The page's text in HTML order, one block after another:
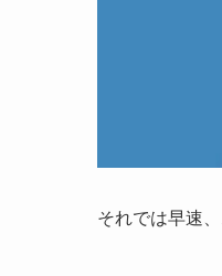
それでは早速、